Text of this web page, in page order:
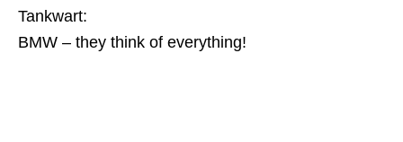
Tankwart:
BMW – they think of everything!